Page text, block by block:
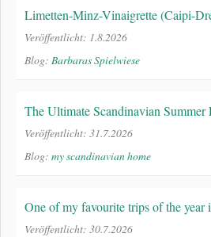
Limetten-Minz-Vinaigrette (Caipi-
Veröffentlicht: 1.8.2026
Blog: Barbaras Spielwiese
The Ultimate Scandinavian Summer
Veröffentlicht: 31.7.2026
Blog: my scandinavian home
One of my favourite trips of the year
Veröffentlicht: 30.7.2026